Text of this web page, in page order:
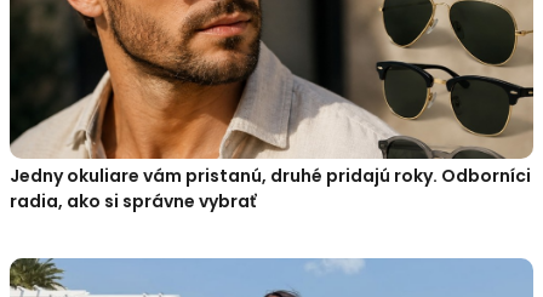
Jedny okuliare vám pristanú, druhé pridajú roky. Odborníci
radia, ako si správne vybrať